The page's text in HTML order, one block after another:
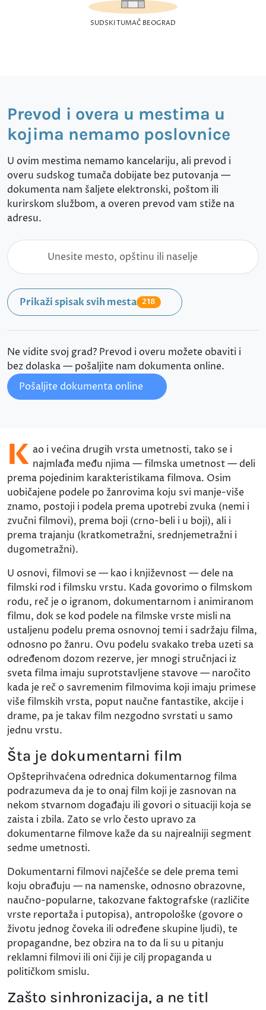
SUDSKI TUMAČ BEOGRAD
Prevod i overa u mestima u
kojima nemamo poslovnice
U ovim mestima nemamo kancelariju, ali prevod i
overu sudskog tumača dobijate bez putovanja —
dokumenta nam šaljete elektronski, poštom ili
kurirskom službom, a overen prevod vam stiže na
adresu.
Prikaži spisak svih mesta 218
Ne vidite svoj grad? Prevod i overu možete obaviti i
bez dolaska — pošaljite nam dokumenta online.
Pošaljite dokumenta online
K ao i većina drugih vrsta umetnosti, tako se i
najmlađa među njima — filmska umetnost — deli
prema pojedinim karakteristikama filmova. Osim
uobičajene podele po žanrovima koju svi manje-više
znamo, postoji i podela prema upotrebi zvuka (nemi i
zvučni filmovi), prema boji (crno-beli i u boji), ali i
prema trajanju (kratkometražni, srednjemetražni i
dugometražni).
U osnovi, filmovi se — kao i književnost — dele na
filmski rod i filmsku vrstu. Kada govorimo o filmskom
rodu, reč je o igranom, dokumentarnom i animiranom
filmu, dok se kod podele na filmske vrste misli na
ustaljenu podelu prema osnovnoj temi i sadržaju filma,
odnosno po žanru. Ovu podelu svakako treba uzeti sa
određenom dozom rezerve, jer mnogi stručnjaci iz
sveta filma imaju suprotstavljene stavove — naročito
kada je reč o savremenim filmovima koji imaju primese
više filmskih vrsta, poput naučne fantastike, akcije i
drame, pa je takav film nezgodno svrstati u samo
jednu vrstu.
Šta je dokumentarni film
Opšteprihvaćena odrednica dokumentarnog filma
podrazumeva da je to onaj film koji je zasnovan na
nekom stvarnom događaju ili govori o situaciji koja se
zaista i zbila. Zato se vrlo često upravo za
dokumentarne filmove kaže da su najrealniji segment
sedme umetnosti.
Dokumentarni filmovi najčešće se dele prema temi
koju obrađuju — na namenske, odnosno obrazovne,
naučno-popularne, takozvane faktografske (različite
vrste reportaža i putopisa), antropološke (govore o
životu jednog čoveka ili određene skupine ljudi), te
propagandne, bez obzira na to da li su u pitanju
reklamni filmovi ili oni čiji je cilj propaganda u
političkom smislu.
Zašto sinhronizacija, a ne titl